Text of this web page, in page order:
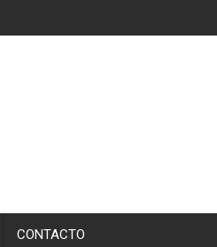
en nuestro equilibrio emocional
CONTACTO